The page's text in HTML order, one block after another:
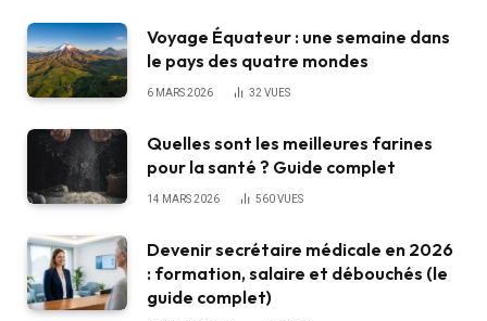
Voyage Équateur : une semaine dans
le pays des quatre mondes
6 MARS 2026 32 VUES
Quelles sont les meilleures farines
pour la santé ? Guide complet
14 MARS 2026 560VUES
Devenir secrétaire médicale en 2026
: formation, salaire et débouchés (le
guide complet)